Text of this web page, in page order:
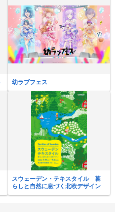
幼ラブフェス
スウェーデン・テキスタイル 暮
らしと自然に息づく北欧デザイン